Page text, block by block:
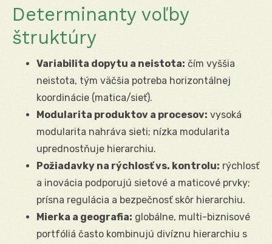
Determinanty voľby
štruktúry
Variabilita dopytu a neistota: čím vyššia
neistota, tým väčšia potreba horizontálnej
koordinácie (matica/sieť).
Modularita produktov a procesov: vysoká
modularita nahráva sieti; nízka modularita
uprednostňuje hierarchiu.
Požiadavky na rýchlosť vs. kontrolu: rýchlosť
a inovácia podporujú sietové a maticové prvky;
prísna regulácia a bezpečnosť skôr hierarchiu.
Mierka a geografia: globálne, multi-biznisové
portfóliá často kombinujú divíznu hierarchiu s